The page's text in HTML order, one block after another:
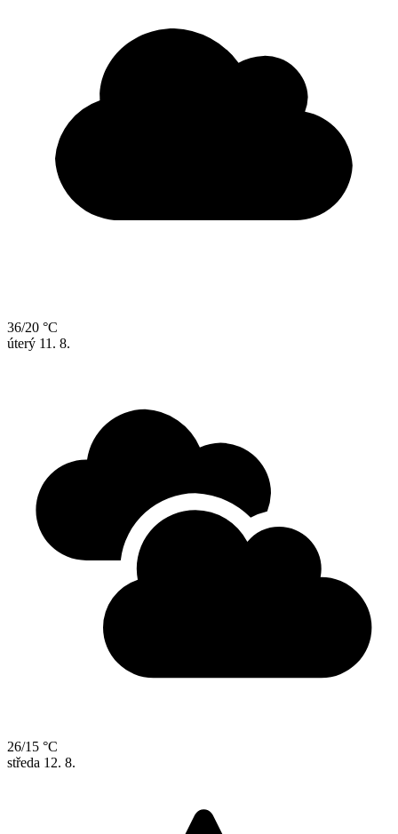
36/20 °C
úterý 11. 8.
26/15 °C
středa 12. 8.